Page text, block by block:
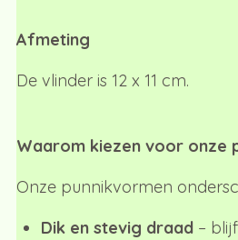
Afmeting
De vlinder is 12 x 11 cm.
Waarom kiezen voor onze
Onze punnikvormen
Dik en stevig draad –